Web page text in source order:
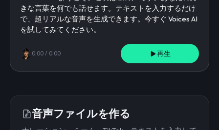
0:00 / 0:00 再生
音声ファイルを作る